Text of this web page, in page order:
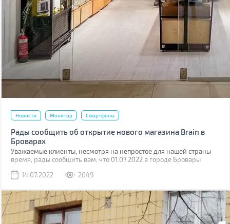
Новости Монитор Смартфоны
Рады сообщить об открытие нового магазина Brain в
Броварах
Уважаемые клиенты, несмотря на непростое для нашей страны
время, рады сообщить вам, что 01.07.2022 в городе Бровары
14.07.2022
2049